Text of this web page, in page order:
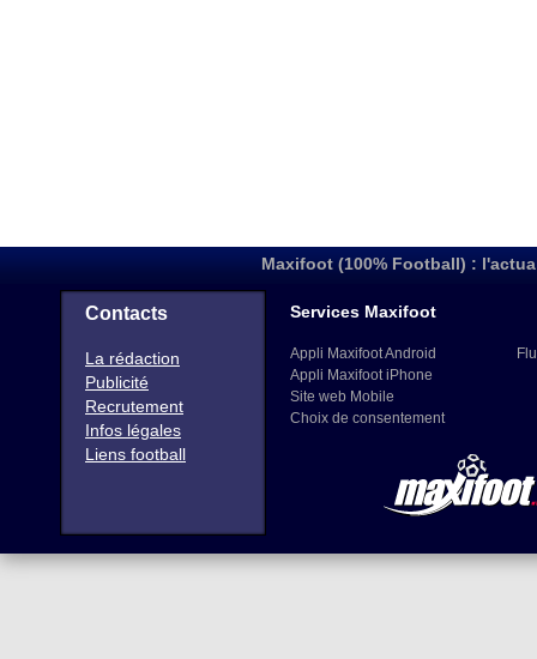
46(121) GEORGIE
281
MACÉDOINE
KOSOVO
MALTE
LIECHTENSTEIN
17
12
(205) GIBRALTAR
Maxifoot (100% Football) :
Contacts
La rédaction
Publicité
Recrutement
Infos légales
Liens football
Services Maxifoot
Appli Maxifoot Android
Appli Maxifoot iPhone
Site web Mobile
Choix de consentement